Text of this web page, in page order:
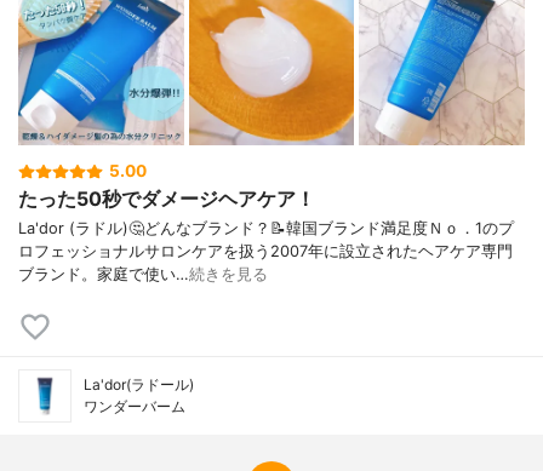
5.00
たった50秒でダメージヘアケア！
La'dor (ラドル)🤔どんなブランド？📝韓国ブランド満足度Ｎｏ．1のプ
ロフェッショナルサロンケアを扱う2007年に設立されたヘアケア専門
ブランド。家庭で使い…続きを見る
La'dor(ラドール)
ワンダーバーム